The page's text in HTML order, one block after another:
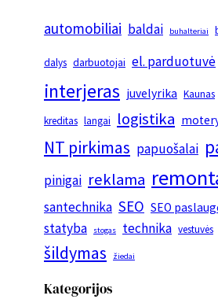
automobiliai baldai buhalteriai
dalys darbuotojai el. parduotuvė
interjeras juvelyrika Kaunas
kreditas langai logistika
NT pirkimas papuošalai
pinigai reklama
santechnika SEO SEO
statyba stogas technika vestuvės
šildymas žiedai
Kategorijos